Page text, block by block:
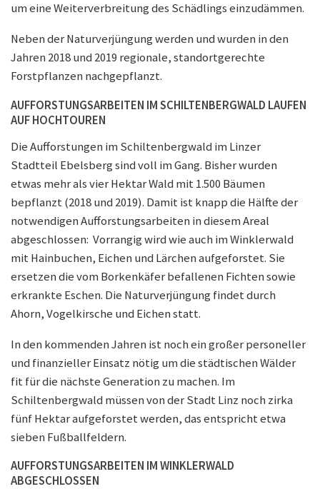
um eine Weiterverbreitung des Schädlings einzudämmen.
Neben der Naturverjüngung werden und wurden in den
Jahren 2018 und 2019 regionale, standortgerechte
Forstpflanzen nachgepflanzt.
AUFFORSTUNGSARBEITEN IM SCHILTENBERGWALD LAUFEN
AUF HOCHTOUREN
Die Aufforstungen im Schiltenbergwald im Linzer
Stadtteil Ebelsberg sind voll im Gang. Bisher wurden
etwas mehr als vier Hektar Wald mit 1.500 Bäumen
bepflanzt (2018 und 2019). Damit ist knapp die Hälfte der
notwendigen Aufforstungsarbeiten in diesem Areal
abgeschlossen: Vorrangig wird wie auch im Winklerwald
mit Hainbuchen, Eichen und Lärchen aufgeforstet. Sie
ersetzen die vom Borkenkäfer befallenen Fichten sowie
erkrankte Eschen. Die Naturverjüngung findet durch
Ahorn, Vogelkirsche und Eichen statt.
In den kommenden Jahren ist noch ein großer personeller
und finanzieller Einsatz nötig um die städtischen Wälder
fit für die nächste Generation zu machen. Im
Schiltenbergwald müssen von der Stadt Linz noch zirka
fünf Hektar aufgeforstet werden, das entspricht etwa
sieben Fußballfeldern.
AUFFORSTUNGSARBEITEN IM WINKLERWALD
ABGESCHLOSSEN